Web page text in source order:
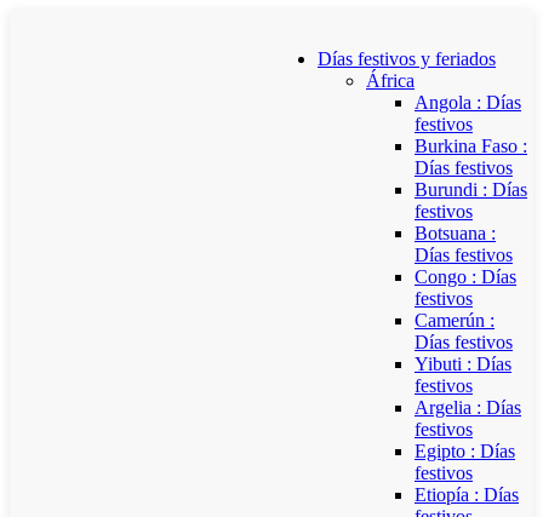
Días festivos y feriados
África
Angola : Días
festivos
Burkina Faso :
Días festivos
Burundi : Días
festivos
Botsuana :
Días festivos
Congo : Días
festivos
Camerún :
Días festivos
Yibuti : Días
festivos
Argelia : Días
festivos
Egipto : Días
festivos
Etiopía : Días